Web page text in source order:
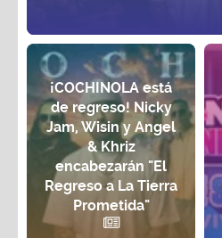
¡COCHINOLA está
de regreso! Nicky
Jam, Wisin y Angel
& Khriz
encabezarán "El
Regreso a La Tierra
Prometida"